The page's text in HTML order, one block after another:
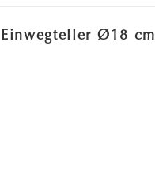
Einwegteller Ø18 cm